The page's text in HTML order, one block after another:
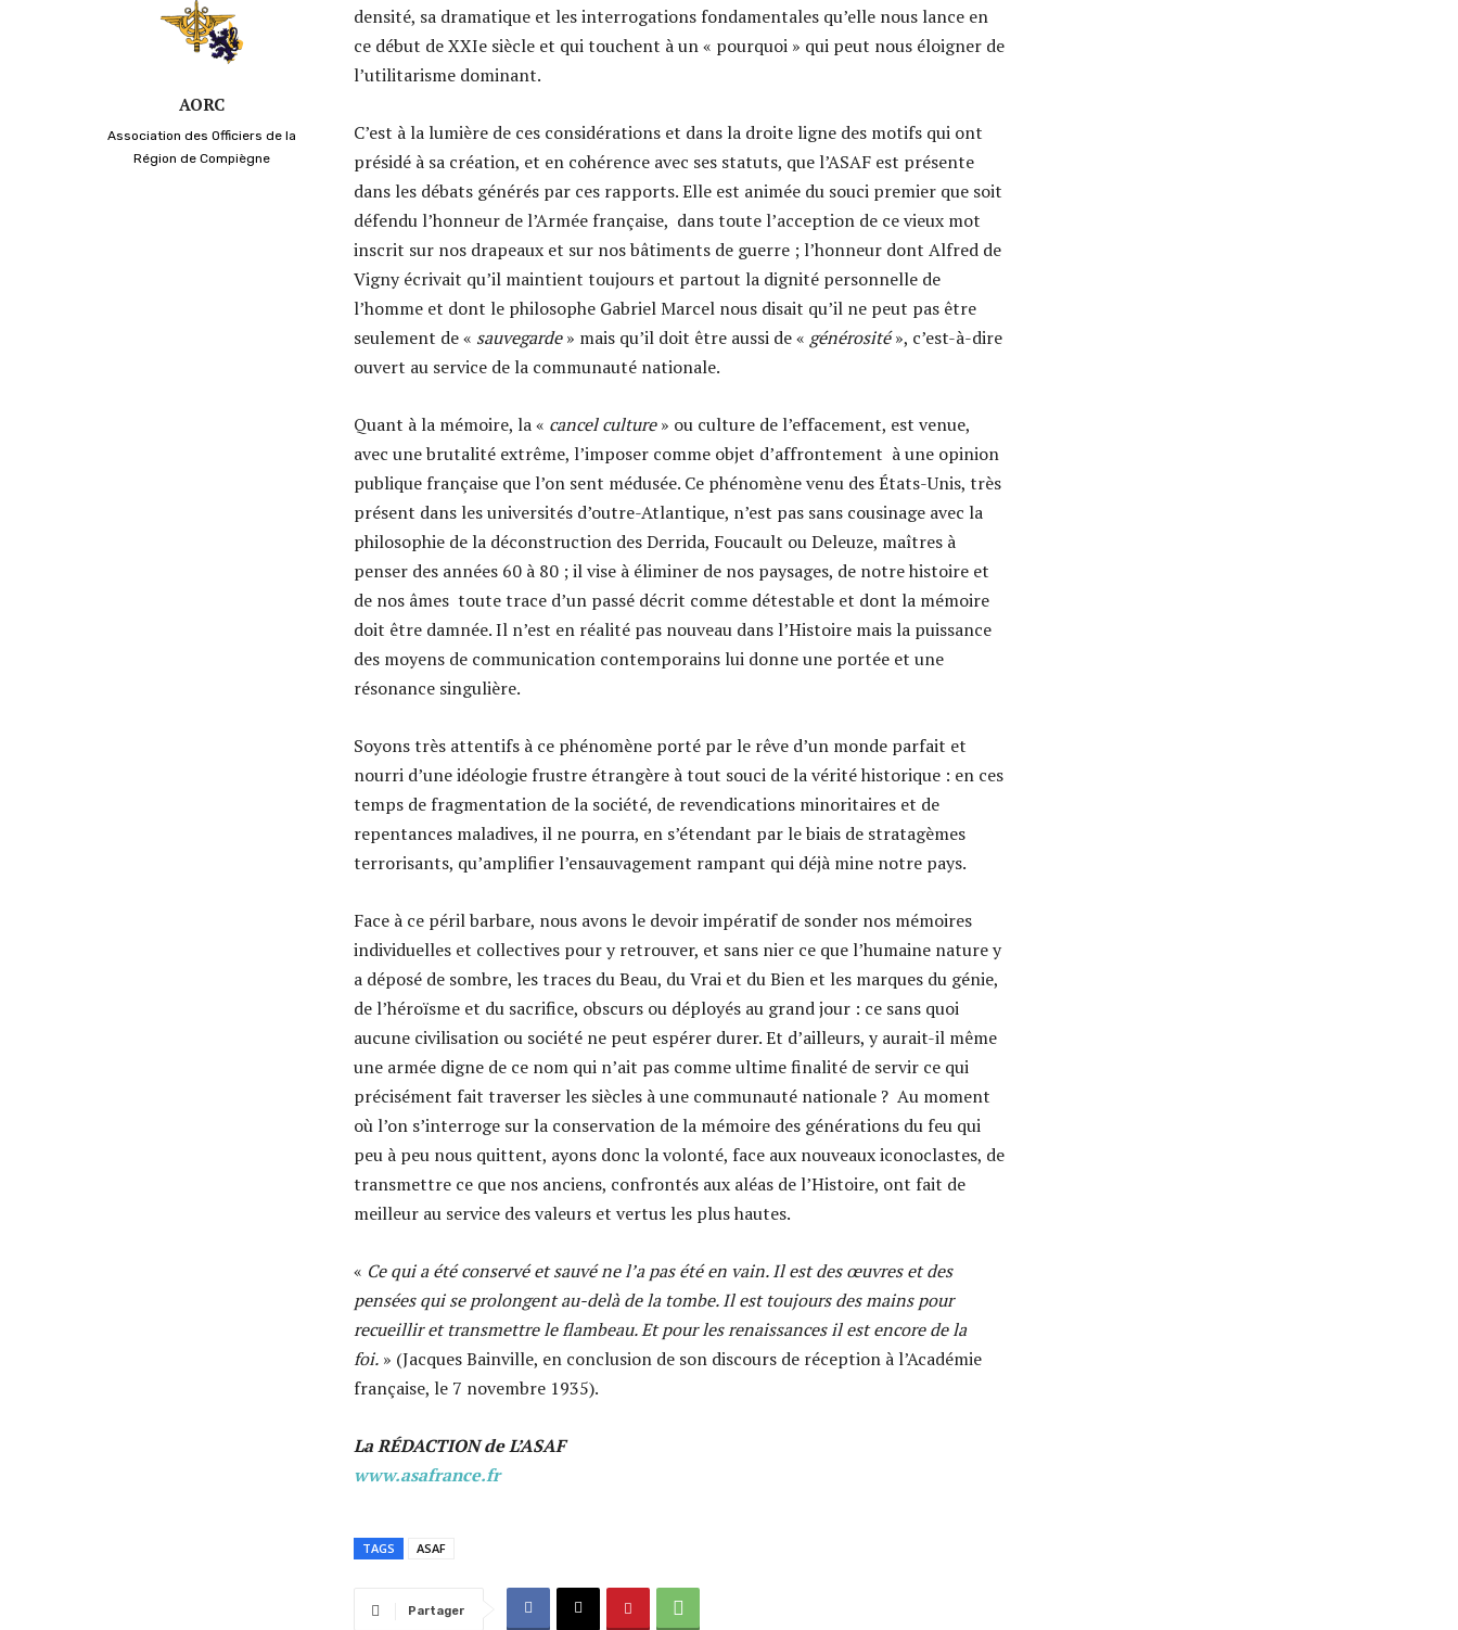
AORC
Association des Officiers de la
Région de Compiègne
densité, sa dramatique et les interrogations fondamentales qu’elle nous lance en
ce début de XXIe siècle et qui touchent à un « pourquoi » qui peut nous éloigner de
l’utilitarisme dominant.
C’est à la lumière de ces considérations et dans la droite ligne des motifs qui ont
présidé à sa création, et en cohérence avec ses statuts, que l’ASAF est présente
dans les débats générés par ces rapports. Elle est animée du souci premier que soit
défendu l’honneur de l’Armée française, dans toute l’acception de ce vieux mot
inscrit sur nos drapeaux et sur nos bâtiments de guerre ; l’honneur dont Alfred de
Vigny écrivait qu’il maintient toujours et partout la dignité personnelle de
l’homme et dont le philosophe Gabriel Marcel nous disait qu’il ne peut pas être
seulement de « sauvegarde» mais qu’il doit être aussi de « générosité», c’est-à-dire
ouvert au service de la communauté nationale.
Quant à la mémoire, la « cancel culture» ou culture de l’effacement, est venue,
avec une brutalité extrême, l’imposer comme objet d’affrontement à une opinion
publique française que l’on sent médusée. Ce phénomène venu des États-Unis, très
présent dans les universités d’outre-Atlantique, n’est pas sans cousinage avec la
philosophie de la déconstruction des Derrida, Foucault ou Deleuze, maîtres à
penser des années 60 à 80 ; il vise à éliminer de nos paysages, de notre histoire et
de nos âmes toute trace d’un passé décrit comme détestable et dont la mémoire
doit être damnée. Il n’est en réalité pas nouveau dans l’Histoire mais la puissance
des moyens de communication contemporains lui donne une portée et une
résonance singulière.
Soyons très attentifs à ce phénomène porté par le rêve d’un monde parfait et
nourri d’une idéologie frustre étrangère à tout souci de la vérité historique : en ces
temps de fragmentation de la société, de revendications minoritaires et de
repentances maladives, il ne pourra, en s’étendant par le biais de stratagèmes
terrorisants, qu’amplifier l’ensauvagement rampant qui déjà mine notre pays.
Face à ce péril barbare, nous avons le devoir impératif de sonder nos mémoires
individuelles et collectives pour y retrouver, et sans nier ce que l’humaine nature y
a déposé de sombre, les traces du Beau, du Vrai et du Bien et les marques du génie,
de l’héroïsme et du sacrifice, obscurs ou déployés au grand jour : ce sans quoi
aucune civilisation ou société ne peut espérer durer. Et d’ailleurs, y aurait-il même
une armée digne de ce nom qui n’ait pas comme ultime finalité de servir ce qui
précisément fait traverser les siècles à une communauté nationale ? Au moment
où l’on s’interroge sur la conservation de la mémoire des générations du feu qui
peu à peu nous quittent, ayons donc la volonté, face aux nouveaux iconoclastes, de
transmettre ce que nos anciens, confrontés aux aléas de l’Histoire, ont fait de
meilleur au service des valeurs et vertus les plus hautes.
« Ce qui a été conservé et sauvé ne l’a pas été en vain. Il est des œuvres et des
pensées qui se prolongent au-delà de la tombe. Il est toujours des mains pour
recueillir et transmettre le flambeau. Et pour les renaissances il est encore de la
foi. » (Jacques Bainville, en conclusion de son discours de réception à l’Académie
française, le 7 novembre 1935).
La RÉDACTION de L’ASAF
www.asafrance.fr
TAGS ASAF
Partager